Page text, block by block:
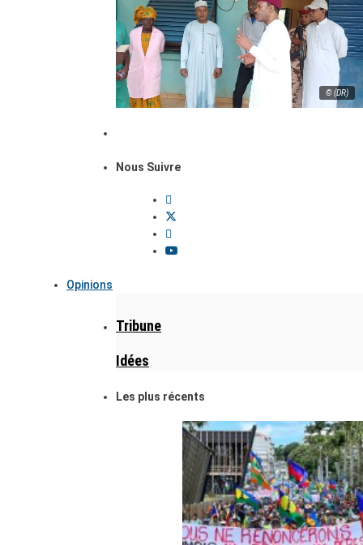
© (DR)
Nous Suivre
Opinions
Tribune
Idées
Les plus récents